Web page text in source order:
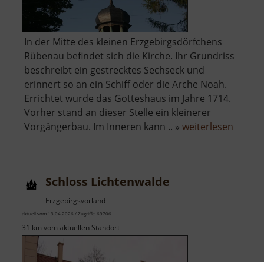
In der Mitte des kleinen Erzgebirgsdörfchens
Rübenau befindet sich die Kirche. Ihr Grundriss
beschreibt ein gestrecktes Sechseck und
erinnert so an ein Schiff oder die Arche Noah.
Errichtet wurde das Gotteshaus im Jahre 1714.
Vorher stand an dieser Stelle ein kleinerer
Vorgängerbau. Im Inneren kann .. » weiterlesen
Schloss Lichtenwalde
Erzgebirgsvorland
aktuell vom 13.04.2026 / Zugriffe: 69706
31 km vom aktuellen Standort